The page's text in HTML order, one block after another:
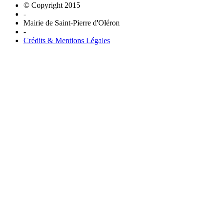
© Copyright 2015
-
Mairie de Saint-Pierre d'Oléron
-
Crédits & Mentions Légales